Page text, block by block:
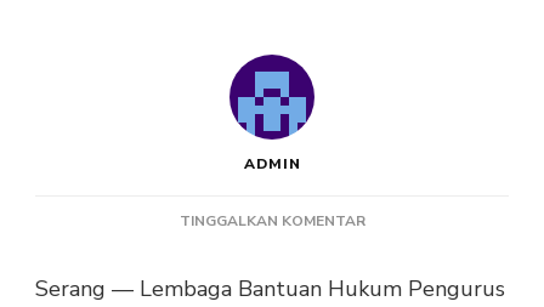
ADMIN
TINGGALKAN KOMENTARPADA
JUTA
Serang — Lembaga Bantuan Hukum Pengurus